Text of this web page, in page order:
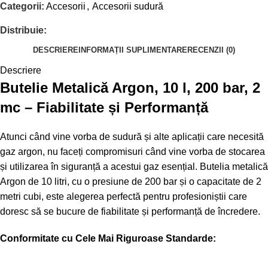
Categorii: Accesorii , Accesorii sudură
Distribuie:
DESCRIERE INFORMAȚII SUPLIMENTARERECENZII (0)
Descriere
Butelie Metalică Argon, 10 l, 200 bar, 2
mc – Fiabilitate și Performanță
Atunci când vine vorba de sudură și alte aplicații care necesită
gaz argon, nu faceți compromisuri când vine vorba de stocarea
și utilizarea în siguranță a acestui gaz esențial. Butelia metalică
Argon de 10 litri, cu o presiune de 200 bar și o capacitate de 2
metri cubi, este alegerea perfectă pentru profesioniștii care
doresc să se bucure de fiabilitate și performanță de încredere.
Conformitate cu Cele Mai Riguroase Standarde: